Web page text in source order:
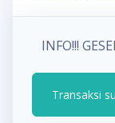
INFO!!!
Transaksi